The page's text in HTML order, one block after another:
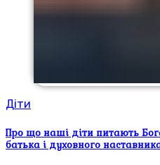
Діти
Про що наші діти питають
батька і духовного